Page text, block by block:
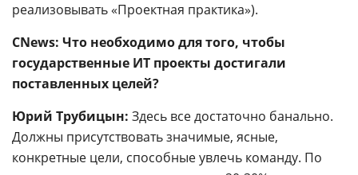
реализовывать «Проектная практика»).
CNews: Что необходимо для того, чтобы
государственные ИТ проекты достигали
поставленных целей?
Юрий Трубицын: Здесь все достаточно банально.
Должны присутствовать значимые, ясные,
конкретные цели, способные увлечь команду. По